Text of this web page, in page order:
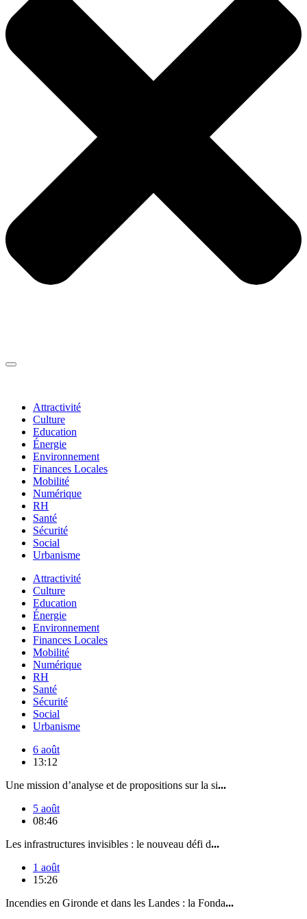
Attractivité
Culture
Education
Énergie
Environnement
Finances Locales
Mobilité
Numérique
RH
Santé
Sécurité
Social
Urbanisme
Attractivité
Culture
Education
Énergie
Environnement
Finances Locales
Mobilité
Numérique
RH
Santé
Sécurité
Social
Urbanisme
6 août
13:12
Une mission d’analyse et de propositions sur la si...
5 août
08:46
Les infrastructures invisibles : le nouveau défi d...
1 août
15:26
Incendies en Gironde et dans les Landes : la Fonda...